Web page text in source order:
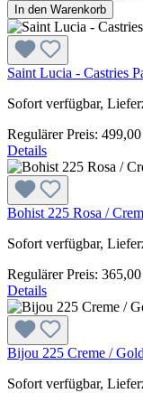
In den Warenkorb
Saint Lucia - Castries
Sofort verfügbar,
Regulärer Preis:
Details
Bohist 225 Rosa /
Sofort verfügbar,
Regulärer Preis:
Details
Bijou 225 Creme / Gold
Sofort verfügbar,